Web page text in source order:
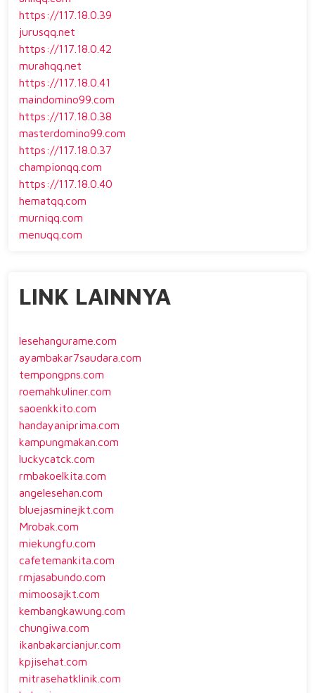
https://117.18.0.39
jurusqq.net
https://117.18.0.42
murahqq.net
https://117.18.0.41
maindomino99.com
https://117.18.0.38
masterdomino99.com
https://117.18.0.37
championqq.com
https://117.18.0.40
hematqq.com
murniqq.com
menuqq.com
LINK LAINNYA
lesehangurame.com
ayambakar7saudara.com
tempongpns.com
roemahkuliner.com
saoenkkito.com
handayaniprima.com
kampungmakan.com
luckycatck.com
rmbakoelkita.com
angelesehan.com
bluejasminejkt.com
Mrobak.com
miekungfu.com
cafetemankita.com
rmjasabundo.com
mimoosajkt.com
kembangkawung.com
chungiwa.com
ikanbakarcianjur.com
kpjisehat.com
mitrasehatklinik.com